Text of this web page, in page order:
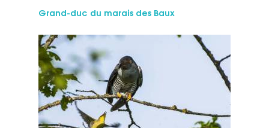
Grand-duc du ma­rais des Baux